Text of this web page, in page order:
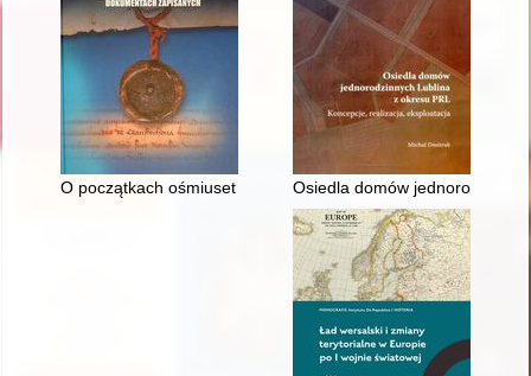
O początkach ośmiuset lat dziejów Częstochowy w
Osiedla domów